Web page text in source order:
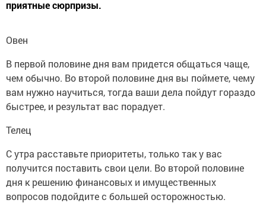
приятные сюрпризы.
Овен
В первой половине дня вам придется общаться чаще,
чем обычно. Во второй половине дня вы поймете, чему
вам нужно научиться, тогда ваши дела пойдут гораздо
быстрее, и результат вас порадует.
Телец
С утра расставьте приоритеты, только так у вас
получится поставить свои цели. Во второй половине
дня к решению финансовых и имущественных
вопросов подойдите с большей осторожностью.